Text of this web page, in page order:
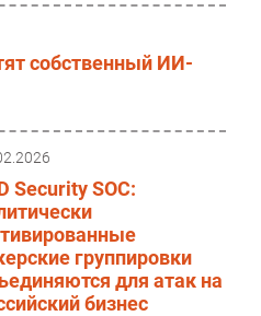
собственный ИИ-
Security SOC:
группировки
для атак на
бизнес